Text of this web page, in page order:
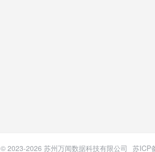
© 2023-2026 苏州万闻数据科技有限公司 苏ICP